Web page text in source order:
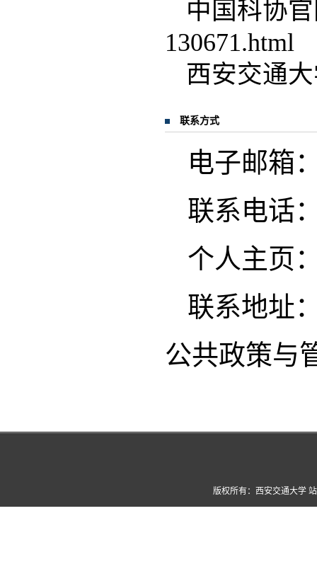
中国科协官
130671.html
西安交通大
联系方式
电子邮箱
联系电话
个人主页
联系地址
公共政策与
版权所有：西安交通大学